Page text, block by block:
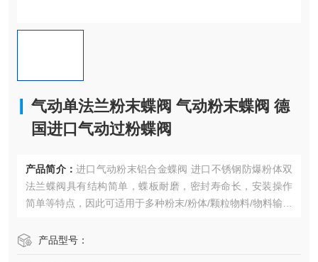
气动单法兰粉末蝶阀 气动粉末蝶阀 德
国进口气动过粉蝶阀
产品简介： 进口气动粉末铝合金蝶阀 进口不锈钢防爆粉体双
法兰蝶阀具有结构简单，蝶板耐磨，密封寿命长，安装操作
简单等特点，因此可适用于多种粉末/粉体/颗粒物料/物料输送
动过粉蝶阀
产品型号：